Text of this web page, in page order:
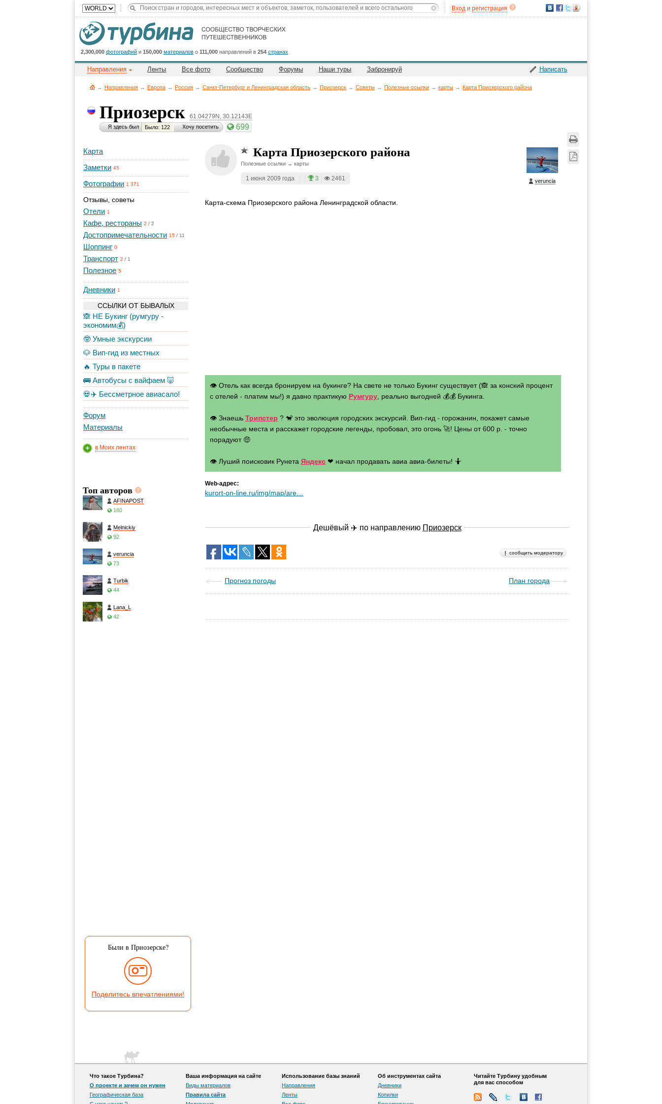
Вход и регистрация
2,300,000 фотографий и 150,000 материалов о 111,000 направлений в 254 странах
Написать
Направления Ленты Все фото Сообщество Форумы Наши туры Забронируй
→ Направления → Европа → Россия → Санкт-Петербург и Ленинградская область → Приозерск → Советы → Полезные ссылки → карты → Карта Приозерского района
Приозерск 61.04279N, 30.12143E
Я здесь был Было: 122 Хочу посетить 699
Карта
Заметки 45
Фотографии 1 371
Отзывы, советы
Отели 1
Кафе, рестораны 2 / 2
Достопримечательности 15 / 11
Шоппинг 0
Транспорт 2 / 1
Полезное 5
Дневники 1
ССЫЛКИ ОТ БЫВАЛЫХ
🙈 НЕ Букинг (румгуру -
экономим💰)
🤓 Умные экскурсии
🐶 Вип-гид из местных
🔥 Туры в пакете
🚌 Автобусы с вайфаем 🐷
💀✈️ Бессметрное авиасало!
Форум
Материалы
в Моих лентах
Топ авторов
AFINAPOST
160
Melnickiy
92
veruncia
73
Turbik
44
Lana_L
42
Были в Приозерске?
Поделитесь впечатлениями!
veruncia
Карта Приозерского района
Полезные ссылки → карты
1 июня 2009 года 3 2461
Карта-схема Приозерского района Ленинградской области.
👁 Отель как всегда бронируем на букинге? На свете не только Букинг существует (🙈 за конский процент
с отелей - платим мы!) я давно практикую Румгуру , реально выгодней 💰💰 Букинга.
👁 Знаешь Трипстер ? 🐒 это эволюция городских экскурсий. Вип-гид - горожанин, покажет самые
необычные места и расскажет городские легенды, пробовал, это огонь 🚀! Цены от 600 р. - точно
порадуют 🤑
👁 Луший поисковик Рунета Яндекс ❤ начал продавать авиа авиа-билеты! 🤷
Web-адрес:
kurort-on-line.ru/img/map/are…
Дешёвый ✈️ по направлению Приозерск
сообщить модератору
Прогноз погоды План города
Что такое Турбина?
О проекте и зачем он нужен
Географическая база
Ваша информация на сайте
Виды материалов
Правила сайта
Использование базы знаний
Направления
Ленты
Об инструментах сайта
Дневники
Копилки
Читайте Турбину удобным
для вас способом